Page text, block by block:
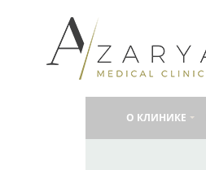
О КЛИНИКE